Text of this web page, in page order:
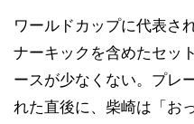
ワールドカップに代表さ
ナーキックを含めたセッ
ースが少なくない。プレ
れた直後に、柴崎は「お